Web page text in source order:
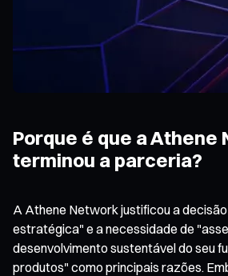
Porque é que a Athene
terminou a parceria?
A Athene Network justificou a
estratégica" e a necessidade de
desenvolvimento sustentável do seu
produtos" como principais razões.